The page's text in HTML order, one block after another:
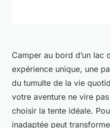
Camper au bord d’un lac
expérience unique, une
du tumulte de la vie
votre aventure ne vire
choisir la tente idéale.
inadaptée peut